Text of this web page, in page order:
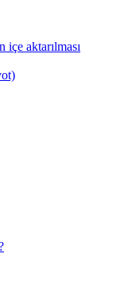
aktarılması